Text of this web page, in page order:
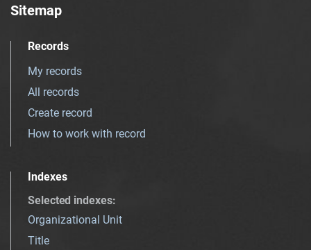
Sitemap
Records
My records
All records
Create record
How to work with record
Indexes
Selected indexes:
Organizational Unit
Title